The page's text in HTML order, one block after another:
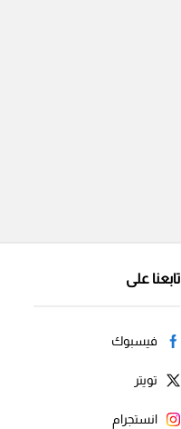
تابعنا على
فيسبوك
تويتر
انستجرام